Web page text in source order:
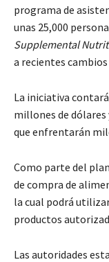
programa de
unas 25,000
Supplemental
a recientes
La iniciativa
millones de
que enfrentarán
Como parte del
de compra de
la cual podrá
productos
Las autoridades